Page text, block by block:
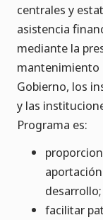
centrales y
asistencia
mediante la
mantenimiento
Gobierno, los
y las
Programa es:
desarrollo;
facilitar